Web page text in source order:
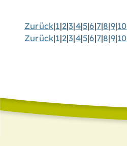
Zurück|1|2|3|4|5|6|7|8|9|10
Zurück|1|2|3|4|5|6|7|8|9|10